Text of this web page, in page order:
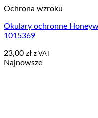
Ochrona wzroku
Okulary ochronne
1015369
23,00 zł z VAT
Najnowsze